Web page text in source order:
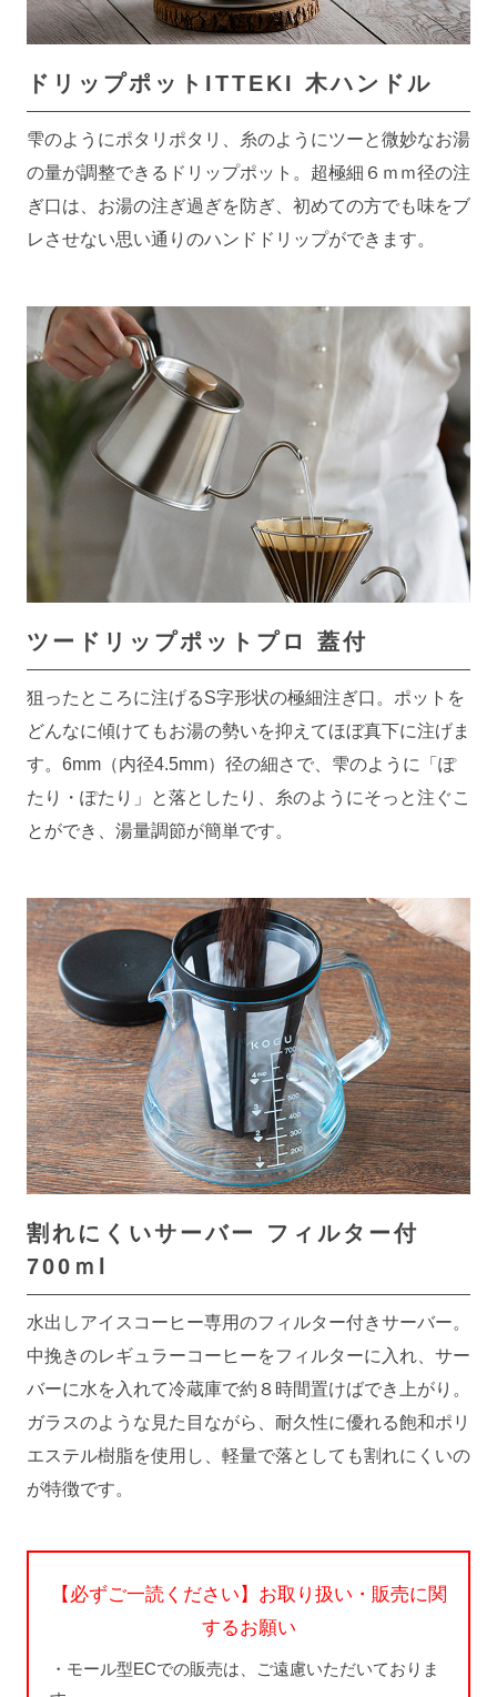
ドリップポットITTEKI 木ハンドル
雫のようにポタリポタリ、糸のようにツーと微妙なお湯
の量が調整できるドリップポット。超極細６ｍｍ径の注
ぎ口は、お湯の注ぎ過ぎを防ぎ、初めての方でも味をブ
レさせない思い通りのハンドドリップができます。
ツードリップポットプロ 蓋付
狙ったところに注げるS字形状の極細注ぎ口。ポットを
どんなに傾けてもお湯の勢いを抑えてほぼ真下に注げま
す。6mm（内径4.5mm）径の細さで、雫のように「ぽ
たり・ぽたり」と落としたり、糸のようにそっと注ぐこ
とができ、湯量調節が簡単です。
割れにくいサーバー フィルター付
700ｍl
水出しアイスコーヒー専用のフィルター付きサーバー。
中挽きのレギュラーコーヒーをフィルターに入れ、サー
バーに水を入れて冷蔵庫で約８時間置けばでき上がり。
ガラスのような見た目ながら、耐久性に優れる飽和ポリ
エステル樹脂を使用し、軽量で落としても割れにくいの
が特徴です。
【必ずご一読ください】お取り扱い・販売に関
するお願い
・モール型ECでの販売は、ご遠慮いただいておりま